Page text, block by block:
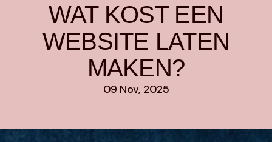
WAT KOST EEN
WEBSITE LATEN
MAKEN?
09 Nov, 2025